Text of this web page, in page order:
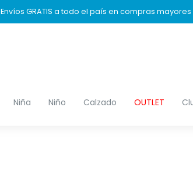
Envíos GRATIS a todo el país en compras mayores
Niña Niño Calzado OUTLET